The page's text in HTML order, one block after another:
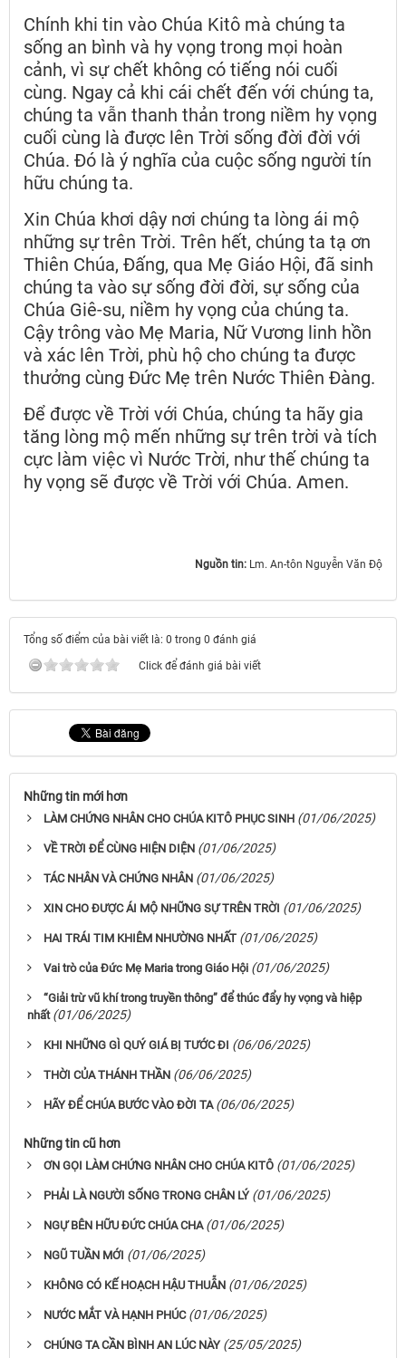
Chính khi tin vào Chúa Kitô mà chúng ta
sống an bình và hy vọng trong mọi hoàn
cảnh, vì sự chết không có tiếng nói cuối
cùng. Ngay cả khi cái chết đến với chúng ta,
chúng ta vẫn thanh thản trong niềm hy vọng
cuối cùng là được lên Trời sống đời đời với
Chúa. Đó là ý nghĩa của cuộc sống người tín
hữu chúng ta.
Xin Chúa khơi dậy nơi chúng ta lòng ái mộ
những sự trên Trời. Trên hết, chúng ta tạ ơn
Thiên Chúa, Đấng, qua Mẹ Giáo Hội, đã sinh
chúng ta vào sự sống đời đời, sự sống của
Chúa Giê-su, niềm hy vọng của chúng ta.
Cậy trông vào Mẹ Maria, Nữ Vương linh hồn
và xác lên Trời, phù hộ cho chúng ta được
thưởng cùng Đức Mẹ trên Nước Thiên Đàng.
Để được về Trời với Chúa, chúng ta hãy gia
tăng lòng mộ mến những sự trên trời và tích
cực làm việc vì Nước Trời, như thế chúng ta
hy vọng sẽ được về Trời với Chúa. Amen.
Nguồn tin: Lm. An-tôn Nguyễn Văn Độ
Tổng số điểm của bài viết là: 0 trong 0 đánh giá
Click để đánh giá bài viết
Những tin mới hơn
LÀM CHỨNG NHÂN CHO CHÚA KITÔ PHỤC SINH (01/06/2025)
VỀ TRỜI ĐỂ CÙNG HIỆN DIỆN (01/06/2025)
TÁC NHÂN VÀ CHỨNG NHÂN (01/06/2025)
XIN CHO ĐƯỢC ÁI MỘ NHỮNG SỰ TRÊN TRỜI (01/06/2025)
HAI TRÁI TIM KHIÊM NHƯỜNG NHẤT (01/06/2025)
Vai trò của Đức Mẹ Maria trong Giáo Hội (01/06/2025)
“Giải trừ vũ khí trong truyền thông” để thúc đẩy hy vọng và hiệp
nhất (01/06/2025)
KHI NHỮNG GÌ QUÝ GIÁ BỊ TƯỚC ĐI (06/06/2025)
THỜI CỦA THÁNH THẦN (06/06/2025)
HÃY ĐỂ CHÚA BƯỚC VÀO ĐỜI TA (06/06/2025)
Những tin cũ hơn
ƠN GỌI LÀM CHỨNG NHÂN CHO CHÚA KITÔ (01/06/2025)
PHẢI LÀ NGƯỜI SỐNG TRONG CHÂN LÝ (01/06/2025)
NGỰ BÊN HỮU ĐỨC CHÚA CHA (01/06/2025)
NGŨ TUẦN MỚI (01/06/2025)
KHÔNG CÓ KẾ HOẠCH HẬU THUẪN (01/06/2025)
NƯỚC MẮT VÀ HẠNH PHÚC (01/06/2025)
CHÚNG TA CẦN BÌNH AN LÚC NÀY (25/05/2025)